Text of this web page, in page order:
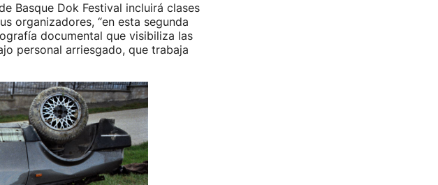
Basque Dok Festival incluirá clases
organizadores, “en esta segunda
documental que visibiliza las
personal arriesgado, que trabaja